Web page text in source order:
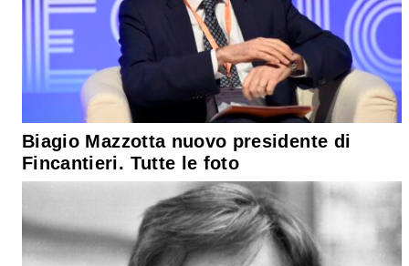
Biagio Mazzotta nuovo presidente di
Fincantieri. Tutte le foto